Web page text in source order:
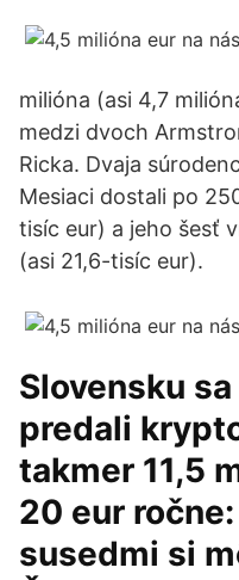
milióna (asi 4,7
medzi dvoch
Ricka. Dvaja
Mesiaci dostali po
tisíc eur) a jeho šesť
(asi 21,6-tisíc eur).
Slovensku
predali
takmer 11,5
20 eur
susedmi si